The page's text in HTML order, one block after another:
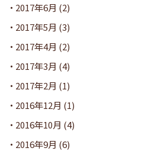
2017年6月 (2)
2017年5月 (3)
2017年4月 (2)
2017年3月 (4)
2017年2月 (1)
2016年12月 (1)
2016年10月 (4)
2016年9月 (6)